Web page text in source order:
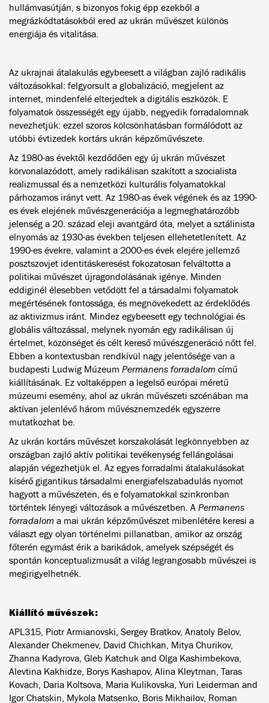
hullámvasútján, s bizonyos fokig épp ezekből a
megrázkódtatásokból ered az ukrán művészet különös
energiája és vitalitása.
Az ukrajnai átalakulás egybeesett a világban zajló radikális
változásokkal: felgyorsult a globalizáció, megjelent az
internet, mindenfelé elterjedtek a digitális eszközök. E
folyamatok összességét egy újabb, negyedik forradalomnak
nevezhetjük: ezzel szoros kölcsönhatásban formálódott az
utóbbi évtizedek kortárs ukrán képzőművészete.
Az 1980-as évektől kezdődően egy új ukrán művészet
körvonalazódott, amely radikálisan szakított a szocialista
realizmussal és a nemzetközi kulturális folyamatokkal
párhozamos irányt vett. Az 1980-as évek végének és az 1990-
es évek elejének művészgenerációja a legmeghatározóbb
jelenség a 20. század eleji avantgárd óta, melyet a sztálinista
elnyomás az 1930-as években teljesen ellehetetlenített. Az
1990-es évekre, valamint a 2000-es évek elejére jellemző
posztszovjet identitáskeresést fokozatosan felváltotta a
politikai művészet újragondolásának igénye. Minden
eddiginél élesebben vetődött fel a társadalmi folyamatok
megértésének fontossága, és megnövekedett az érdeklődés
az aktivizmus iránt. Mindez egybeesett egy technológiai és
globális változással, melynek nyomán egy radikálisan új
értelmet, közönséget és célt kereső művészgeneráció nőtt fel.
Ebben a kontextusban rendkívül nagy jelentősége van a
budapesti Ludwig Múzeum Permanens forradalom című
kiállításának. Ez voltaképpen a legelső európai méretű
múzeumi esemény, ahol az ukrán művészeti szcénában ma
aktívan jelenlévő három művésznemzedék egyszerre
mutatkozhat be.
Az ukrán kortárs művészet korszakolását legkönnyebben az
országban zajló aktív politikai tevékenység fellángolásai
alapján végezhetjük el. Az egyes forradalmi átalakulásokat
kísérő gigantikus társadalmi energiafelszabadulás nyomot
hagyott a művészeten, és e folyamatokkal szinkronban
történtek lényegi változások a művészetben. A Permanens
forradalom a mai ukrán képzőművészet mibenlétére keresi a
választ egy olyan történelmi pillanatban, amikor az ország
főterén egymást érik a barikádok, amelyek szépségét és
spontán konceptualizmusát a világ legrangosabb művészei is
megirigyelhetnék.
Kiállító művészek:
APL315, Piotr Armianovski, Sergey Bratkov, Anatoly Belov,
Alexander Chekmenev, David Chichkan, Mitya Churikov,
Zhanna Kadyrova, Gleb Katchuk and Olga Kashimbekova,
Alevtina Kakhidze, Borys Kashapov, Alina Kleytman, Taras
Kovach, Daria Koltsova, Maria Kulikovska, Yuri Leiderman and
Igor Chatskin, Mykola Matsenko, Boris Mikhailov, Roman